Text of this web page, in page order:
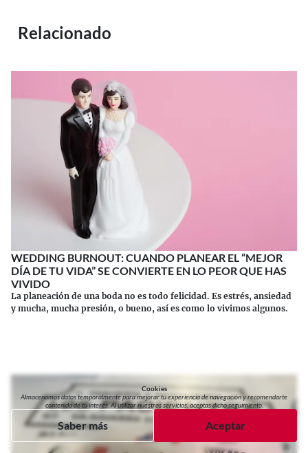
Relacionado
WEDDING BURNOUT: CUANDO PLANEAR EL “MEJOR
DÍA DE TU VIDA” SE CONVIERTE EN LO PEOR QUE HAS
VIVIDO
La planeación de una boda no es todo felicidad. Es estrés, ansiedad
y mucha, mucha presión, o bueno, así es como lo vivimos algunos.
Cookies
Almacenamos datos temporalmente para mejorar tu experiencia de navegación y recomendarte
contenido de tu interés. Al utilizar nuestros servicios, aceptas dicho seguimiento.
Saber más Aceptar